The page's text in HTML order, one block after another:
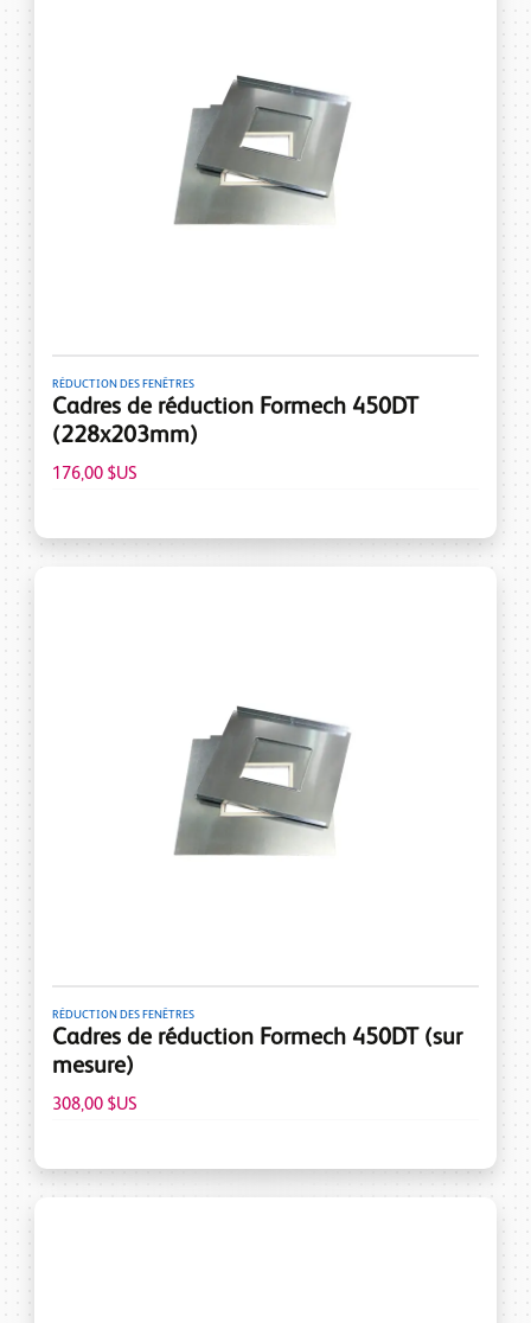
RÉDUCTION DES FENÊTRES
Cadres de réduction Formech 450DT
(228x203mm)
176,00 $US
RÉDUCTION DES FENÊTRES
Cadres de réduction Formech 450DT (sur
mesure)
308,00 $US